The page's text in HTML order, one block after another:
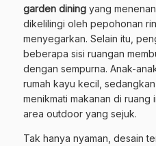
garden dining yang
dikelilingi oleh pepohonan
menyegarkan. Selain itu,
beberapa sisi ruangan
dengan sempurna. Anak-
rumah kayu kecil,
menikmati makanan di
area outdoor yang sejuk.
Tak hanya nyaman, desain